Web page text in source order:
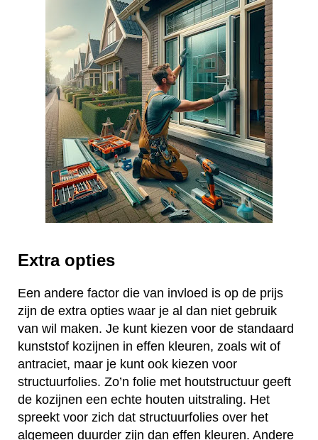
Extra opties
Een andere factor die van invloed is op de prijs
zijn de extra opties waar je al dan niet gebruik
van wil maken. Je kunt kiezen voor de standaard
kunststof kozijnen in effen kleuren, zoals wit of
antraciet, maar je kunt ook kiezen voor
structuurfolies. Zo’n folie met houtstructuur geeft
de kozijnen een echte houten uitstraling. Het
spreekt voor zich dat structuurfolies over het
algemeen duurder zijn dan effen kleuren. Andere